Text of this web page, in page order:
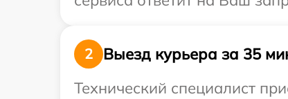
2
Выезд курьера за 35
Технический специалист